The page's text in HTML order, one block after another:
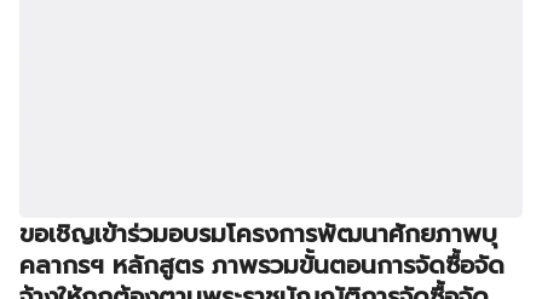
ขอเชิญเข้าร่วมอบรมโครงการพัฒนาศักยภาพบุ
คลากรฯ หลักสูตร ภาพรวมขั้นตอนการจัดซื้อจัด